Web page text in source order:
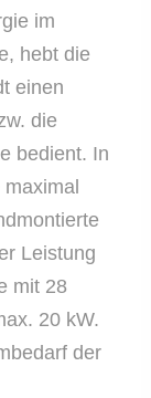
im
hebt die
einen
die
bedient. In
Leistung
mit 28
20 kW.
der